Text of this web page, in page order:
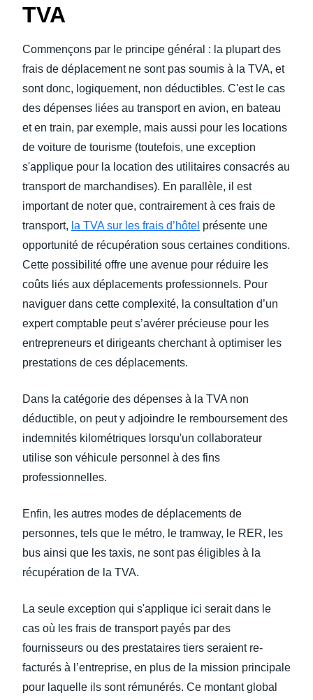
TVA
Commençons par le principe général : la plupart des
frais de déplacement ne sont pas soumis à la TVA, et
sont donc, logiquement, non déductibles. C'est le cas
des dépenses liées au transport en avion, en bateau
et en train, par exemple, mais aussi pour les locations
de voiture de tourisme (toutefois, une exception
s'applique pour la location des utilitaires consacrés au
transport de marchandises). En parallèle, il est
important de noter que, contrairement à ces frais de
transport, la TVA sur les frais d’hôtel présente une
opportunité de récupération sous certaines conditions.
Cette possibilité offre une avenue pour réduire les
coûts liés aux déplacements professionnels. Pour
naviguer dans cette complexité, la consultation d’un
expert comptable peut s’avérer précieuse pour les
entrepreneurs et dirigeants cherchant à optimiser les
prestations de ces déplacements.
Dans la catégorie des dépenses à la TVA non
déductible, on peut y adjoindre le remboursement des
indemnités kilométriques lorsqu'un collaborateur
utilise son véhicule personnel à des fins
professionnelles.
Enfin, les autres modes de déplacements de
personnes, tels que le métro, le tramway, le RER, les
bus ainsi que les taxis, ne sont pas éligibles à la
récupération de la TVA.
La seule exception qui s'applique ici serait dans le
cas où les frais de transport payés par des
fournisseurs ou des prestataires tiers seraient re-
facturés à l’entreprise, en plus de la mission principale
pour laquelle ils sont rémunérés. Ce montant global